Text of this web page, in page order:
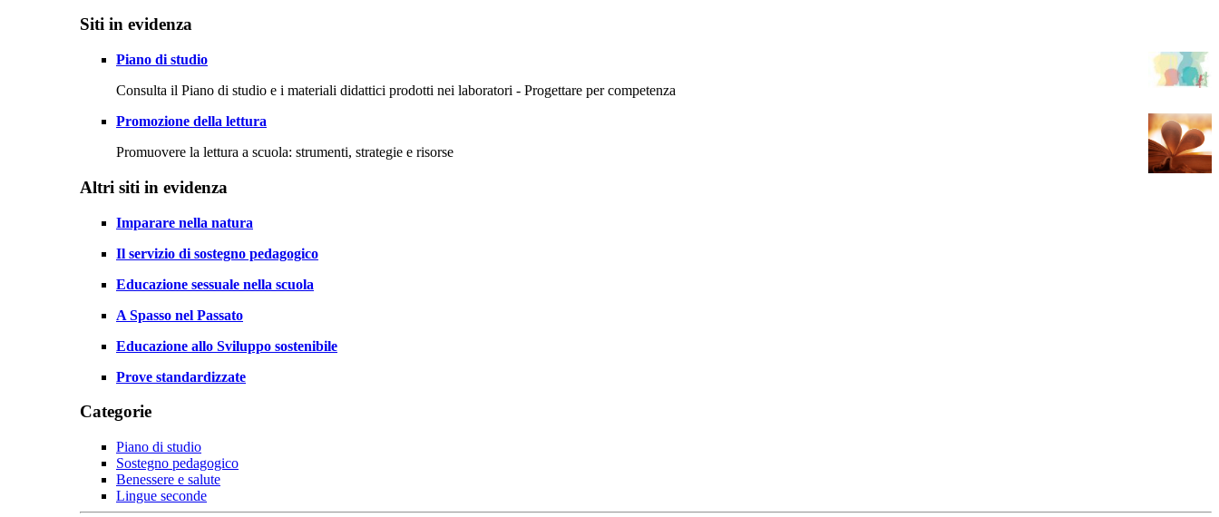
Siti in evidenza
Piano di studio
Consulta il Piano di studio e i materiali didattici prodotti nei laboratori - Progettare per competenza
Promozione della lettura
Promuovere la lettura a scuola: strumenti, strategie e risorse
Altri siti in evidenza
Imparare nella natura
Il servizio di sostegno pedagogico
Educazione sessuale nella scuola
A Spasso nel Passato
Educazione allo Sviluppo sostenibile
Prove standardizzate
Categorie
Piano di studio
Sostegno pedagogico
Benessere e salute
Lingue seconde